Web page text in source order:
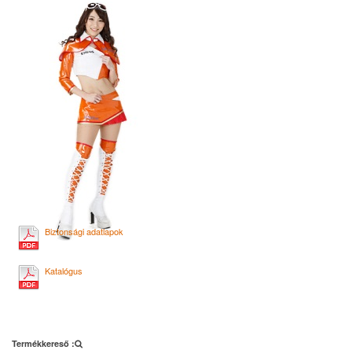
Biztonsági adatlapok
Katalógus
Termékkereső :